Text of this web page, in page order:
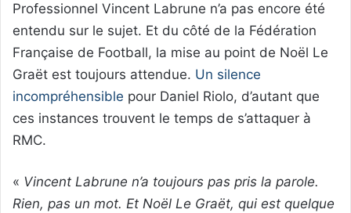
Professionnel Vincent Labrune n’a pas encore été
entendu sur le sujet. Et du côté de la Fédération
Française de Football, la mise au point de Noël Le
Graët est toujours attendue. Un silence
incompréhensible pour Daniel Riolo, d’autant que
ces instances trouvent le temps de s’attaquer à
RMC.
« Vincent Labrune n’a toujours pas pris la parole.
Rien, pas un mot. Et Noël Le Graët, qui est quelque